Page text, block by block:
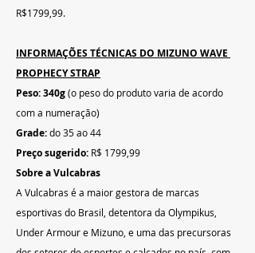
R$1799,99.
INFORMAÇÕES TÉCNICAS DO MIZUNO WAVE
PROPHECY STRAP
Peso: 340g (o peso do produto varia de acordo
com a numeração)
Grade: do 35 ao 44
Preço sugerido: R$ 1799,99
Sobre a Vulcabras
A Vulcabras é a maior gestora de marcas
esportivas do Brasil, detentora da Olympikus,
Under Armour e Mizuno, e uma das precursoras